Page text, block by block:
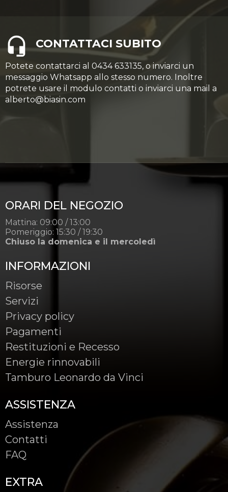
CONTATTACI SUBITO
Potete contattarci al 0434 633135, o inviarci un
messaggio Whatsapp allo stesso numero. Inoltre
potrete usare il modulo contatti o inviarci una mail a
alberto@biasin.com
ORARI DEL NEGOZIO
Mattina: 09:00 / 13:00
Pomeriggio: 15:30 / 19:30
Chiuso la domenica e il mercoledì
INFORMAZIONI
Risorse
Servizi
Privacy policy
Pagamenti
Restituzioni e Recesso
Energie rinnovabili
Tamburo Leonardo da Vinci
ASSISTENZA
Assistenza
Contatti
FAQ
EXTRA